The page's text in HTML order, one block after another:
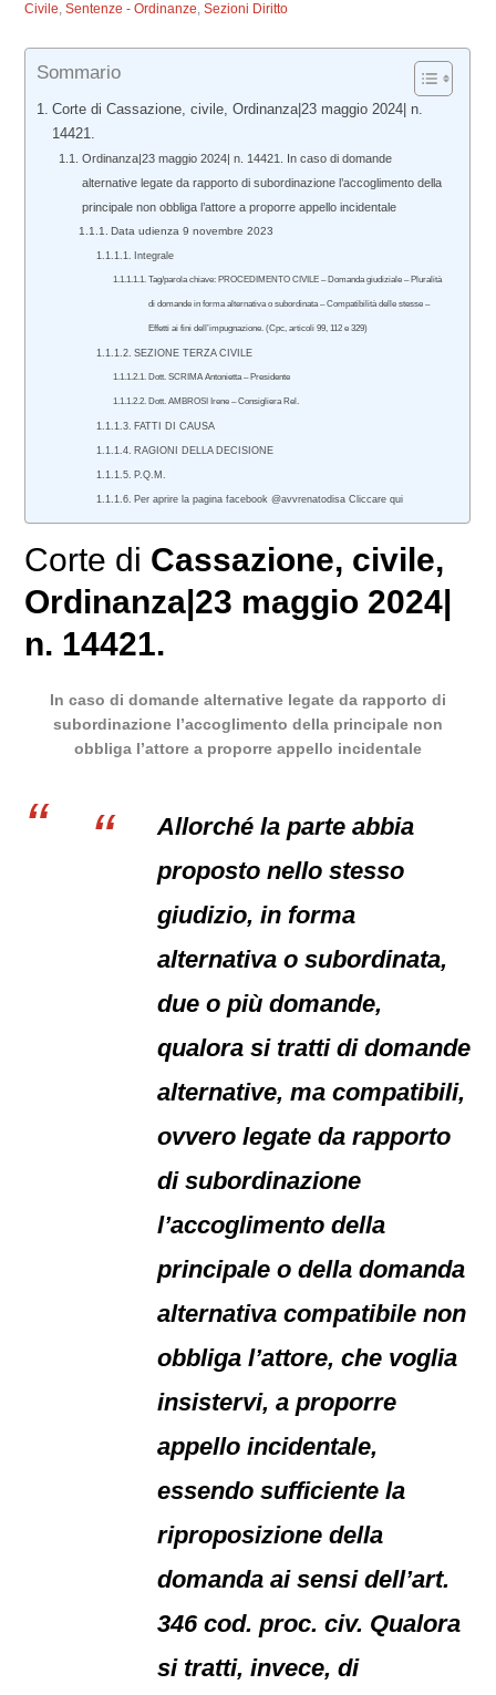
Civile,Sentenze - Ordinanze,Sezioni Diritto
Sommario
Corte di Cassazione, civile, Ordinanza|23 maggio 2024| n.
14421.
Ordinanza|23 maggio 2024| n. 14421. In caso di domande
alternative legate da rapporto di subordinazione l’accoglimento della
principale non obbliga l’attore a proporre appello incidentale
Data udienza 9 novembre 2023
Integrale
Tag/parola chiave: PROCEDIMENTO CIVILE – Domanda giudiziale – Pluralità
di domande in forma alternativa o subordinata – Compatibilità delle stesse –
Effetti ai fini dell’impugnazione. (Cpc, articoli 99, 112 e 329)
SEZIONE TERZA CIVILE
Dott. SCRIMA Antonietta – Presidente
Dott. AMBROSI Irene – Consigliera Rel.
FATTI DI CAUSA
RAGIONI DELLA DECISIONE
P.Q.M.
Per aprire la pagina facebook @avvrenatodisa Cliccare qui
Corte di Cassazione, civile,
Ordinanza|23 maggio 2024|
n. 14421.
In caso di domande alternative legate da rapporto di
subordinazione l’accoglimento della principale non
obbliga l’attore a proporre appello incidentale
Allorché la parte abbia
proposto nello stesso
giudizio, in forma
alternativa o subordinata,
due o più domande,
qualora si tratti di domande
alternative, ma compatibili,
ovvero legate da rapporto
di subordinazione
l’accoglimento della
principale o della domanda
alternativa compatibile non
obbliga l’attore, che voglia
insistervi, a proporre
appello incidentale,
essendo sufficiente la
riproposizione della
domanda ai sensi dell’art.
346 cod. proc. civ. Qualora
si tratti, invece, di